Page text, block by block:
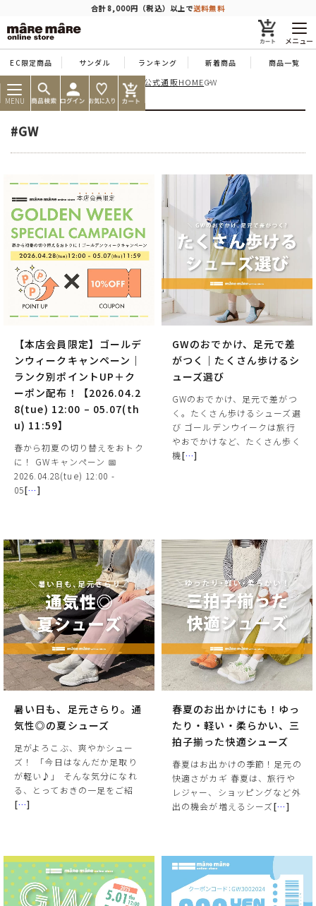
合計8,000円（税込）以上で送料無料
メニュー
EC限定商品 サンダル ランキング 新着商品 商品一覧
MENU
痛くならない靴ならマーレマーレ公式通販HOMEGW
#GW
【本店会員限定】ゴールデ
ンウィークキャンペーン｜
ランク別ポイントUP＋ク
ーポン配布！【2026.04.2
8(tue) 12:00 – 05.07(th
u) 11:59】
春から初夏の切り替えをおトク
に！ GWキャンペーン 📅
2026.04.28(tue) 12:00 -
05[…]
GWのおでかけ、足元で差
がつく｜たくさん歩けるシ
ューズ選び
GWのおでかけ、足元で差がつ
く。たくさん歩けるシューズ選
び ゴールデンウイークは旅行
やおでかけなど、たくさん歩く
機[…]
暑い日も、足元さらり。通
気性◎の夏シューズ
足がよろこぶ、爽やかシュー
ズ！ 「今日はなんだか足取り
が軽い♪」 そんな気分になれ
る、とっておきの一足をご紹
[…]
春夏のお出かけにも！ゆっ
たり・軽い・柔らかい、三
拍子揃った快適シューズ
春夏はお出かけの季節！足元の
快適さがカギ 春夏は、旅行や
レジャー、ショッピングなど外
出の機会が増えるシーズ[…]
商品を探す
人気ワード #コンフォート #パンプス #スニーカー
タイプ
特徴
ブランド
カラー
サイズ
絞り込んで検索する